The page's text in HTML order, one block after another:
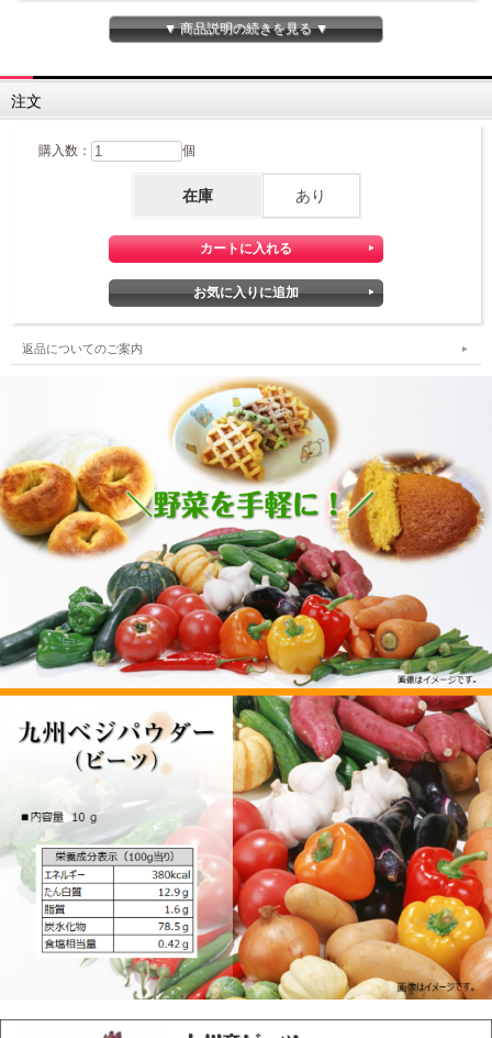
▼ 商品説明の続きを見る ▼
注文
購入数： 個
在庫 あり
返品についてのご案内